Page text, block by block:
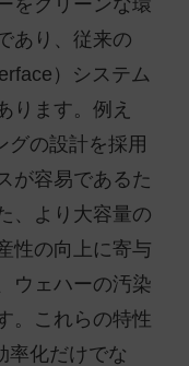
あり、従来の
）システム
ります。例え
グの設計を採用
が容易であるた
、より大容量の
性の向上に寄与
ウェハーの汚染
。これらの特性
率化だけでな